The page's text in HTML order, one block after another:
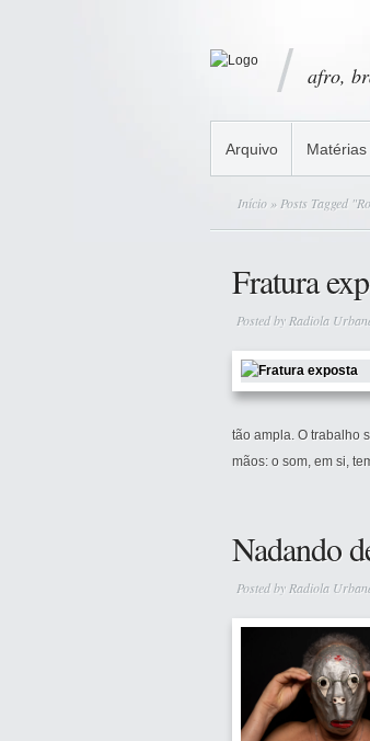
afro,
Arquivo Matérias
Início » Posts Tagged
Fratura
Posted by Radiola
tão ampla. O trabalho
mãos: o som, em si,
Nadando
Posted by Radiola